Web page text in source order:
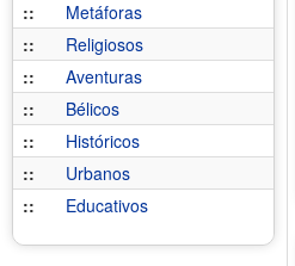
::
Metáforas
::
Religiosos
::
Aventuras
::
Bélicos
::
Históricos
::
Urbanos
::
Educativos